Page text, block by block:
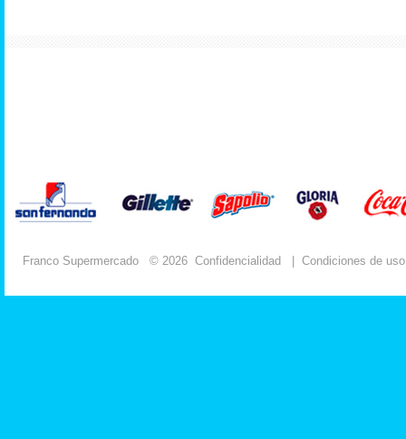
Franco Supermercado © 2026 Confidencialidad Condiciones de uso